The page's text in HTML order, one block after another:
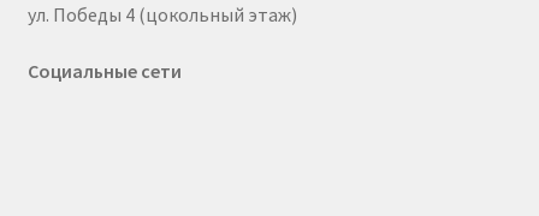
ул. Победы 4 (цокольный этаж)
Социальные сети